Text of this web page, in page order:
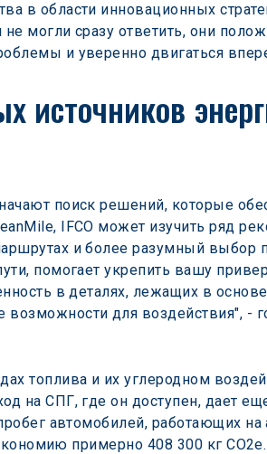
в области инновационных
могли сразу ответить, они
и уверенно двигаться
источников
поиск решений, которые
IFCO может изучить ряд
и более разумный выбор
помогает укрепить вашу
в деталях, лежащих в
для воздействия", -
топлива и их углеродном
на СПГ, где он доступен, дает
автомобилей, работающих
примерно 408 300 кг